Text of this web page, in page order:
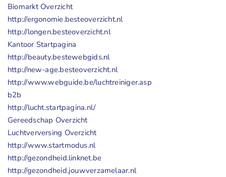
Biomarkt Overzicht
http://ergonomie.besteoverzicht.nl
http://longen.besteoverzicht.nl
Kantoor Startpagina
http://beauty.bestewebgids.nl
http://new-age.besteoverzicht.nl
http://www.webguide.be/luchtreiniger.asp
b2b
http://lucht.startpagina.nl/
Gereedschap Overzicht
Luchtverversing Overzicht
http://www.startmodus.nl
http://gezondheid.linknet.be
http://gezondheid.jouwverzamelaar.nl